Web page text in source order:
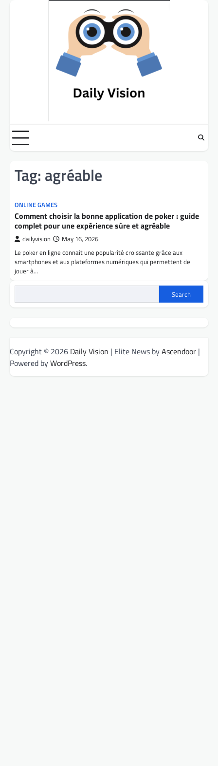
Tag: agréable
ONLINE GAMES
Comment choisir la bonne application de poker : guide
complet pour une expérience sûre et agréable
dailyvision May 16, 2026
Le poker en ligne connaît une popularité croissante grâce aux
smartphones et aux plateformes numériques qui permettent de
jouer à…
Search
Copyright © 2026 Daily Vision | Elite News byAscendoor |
Powered byWordPress.